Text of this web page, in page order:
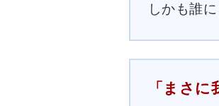
しかも誰
「まさ